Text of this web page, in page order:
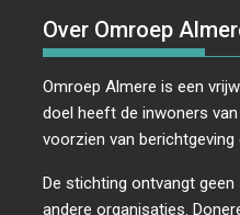
Over Omroep
Omroep Almere is een
doel heeft de inwoners
voorzien van berichtgeving
De stichting ontvangt
andere organisaties.